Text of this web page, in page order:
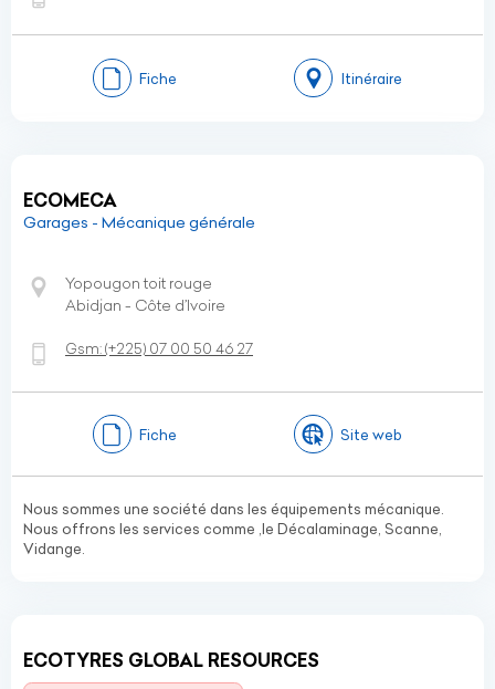
Fiche Itinéraire
ECOMECA
Garages - Mécanique générale
Yopougon toit rouge
Abidjan - Côte d’Ivoire
Gsm:(+225) 07 00 50 46 27
Fiche Site web
Nous sommes une société dans les équipements mécanique.
Nous offrons les services comme ,le Décalaminage, Scanne,
Vidange.
ECOTYRES GLOBAL RESOURCES